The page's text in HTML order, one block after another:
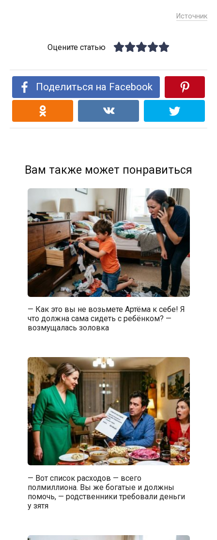
Источник
Оцените статью
Поделиться на Facebook
Вам также может понравиться
— Как это вы не возьмете Артёма к себе! Я
что должна сама сидеть с ребёнком? —
возмущалась золовка
— Вот список расходов — всего
полмиллиона. Вы же богатые и должны
помочь, — родственники требовали деньги
у зятя